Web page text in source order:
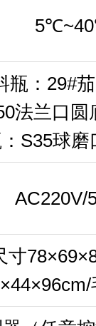
瓶：29#
法兰口圆
S35球
AC220V/
寸